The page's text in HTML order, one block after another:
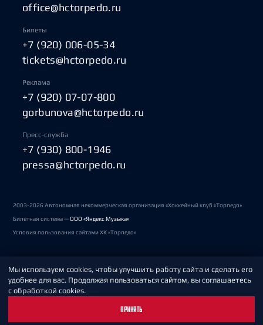
office@hctorpedo.ru
Билеты
+7 (920) 006-05-34
tickets@hctorpedo.ru
Реклама
+7 (920) 07-07-800
gorbunova@hctorpedo.ru
Пресс-служба
+7 (930) 800-1946
pressa@hctorpedo.ru
2003-2026 Автономная некоммерческая организация «Хоккейный клуб «Торпедо»
Билетная система —ООО «Яндекс Музыка»
Условия пользования сайтами ХК «Торпедо»
Политика обработки персональных данных
Пользовательское соглашение
Мы используем cookies, чтобы улучшить работу сайта и сделать его
удобнее для вас. Продолжая пользоваться сайтом, вы соглашаетесь
с обработкой cookies.
ПРИНЯТЬ